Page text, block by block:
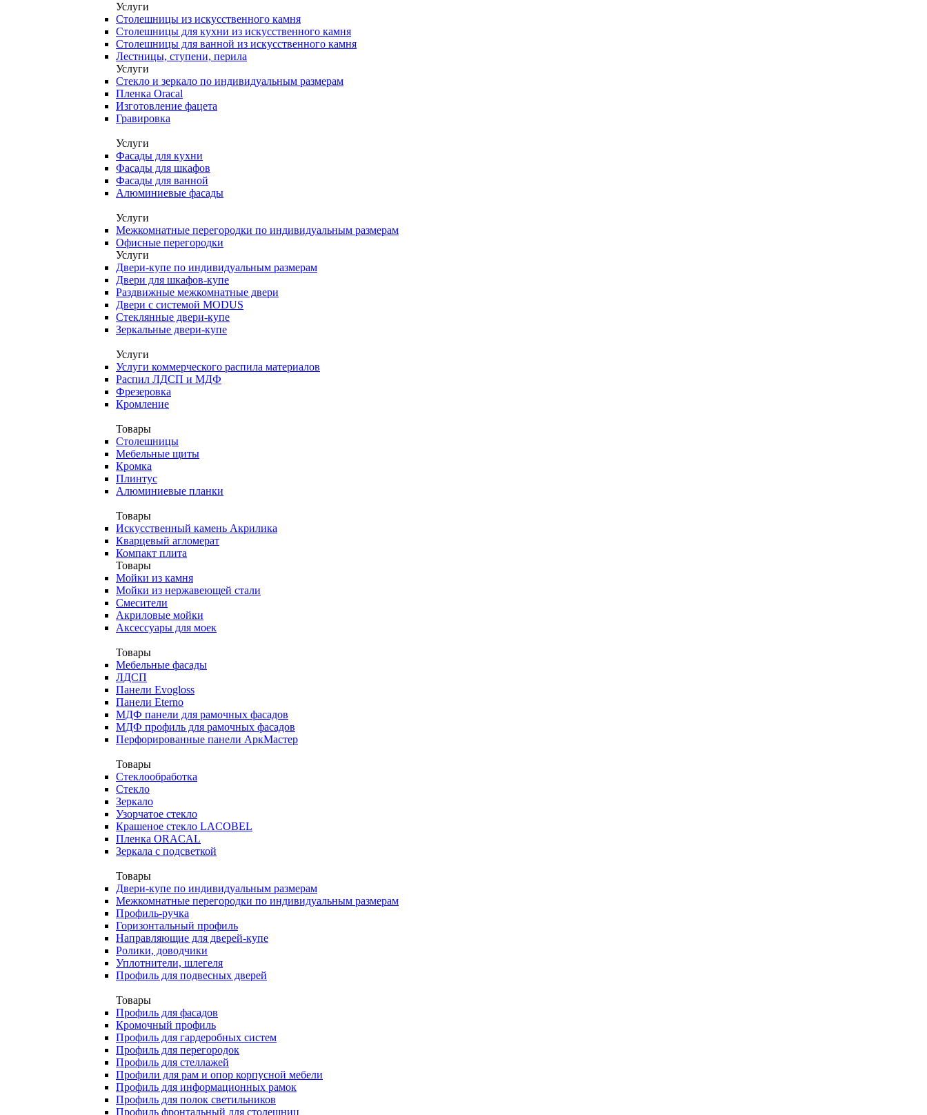
Услуги
Столешницы из искусственного камня
Столешницы для кухни из искусственного камня
Столешницы для ванной из искусственного камня
Лестницы, ступени, перила
Услуги
Стекло и зеркало по индивидуальным размерам
Пленка Oracal
Изготовление фацета
Гравировка
Услуги
Фасады для кухни
Фасады для шкафов
Фасады для ванной
Алюминиевые фасады
Услуги
Межкомнатные перегородки по индивидуальным размерам
Офисные перегородки
Услуги
Двери-купе по индивидуальным размерам
Двери для шкафов-купе
Раздвижные межкомнатные двери
Двери с системой MODUS
Стеклянные двери-купе
Зеркальные двери-купе
Услуги
Услуги коммерческого распила материалов
Распил ЛДСП и МДФ
Фрезеровка
Кромление
Товары
Столешницы
Мебельные щиты
Кромка
Плинтус
Алюминиевые планки
Товары
Искусственный камень Акрилика
Кварцевый агломерат
Компакт плита
Товары
Мойки из камня
Мойки из нержавеющей стали
Смесители
Акриловые мойки
Аксессуары для моек
Товары
Мебельные фасады
ЛДСП
Панели Evogloss
Панели Eterno
МДФ панели для рамочных фасадов
МДФ профиль для рамочных фасадов
Перфорированные панели АркМастер
Товары
Стеклообработка
Стекло
Зеркало
Узорчатое стекло
Крашеное стекло LACOBEL
Пленка ORACAL
Зеркала с подсветкой
Товары
Двери-купе по индивидуальным размерам
Межкомнатные перегородки по индивидуальным размерам
Профиль-ручка
Горизонтальный профиль
Направляющие для дверей-купе
Ролики, доводчики
Уплотнители, шлегеля
Профиль для подвесных дверей
Товары
Профиль для фасадов
Кромочный профиль
Профиль для гардеробных систем
Профиль для перегородок
Профиль для стеллажей
Профили для рам и опор корпусной мебели
Профиль для информационных рамок
Профиль для полок светильников
Профиль фронтальный для столешниц